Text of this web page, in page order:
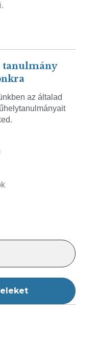
tanulmány
az általad